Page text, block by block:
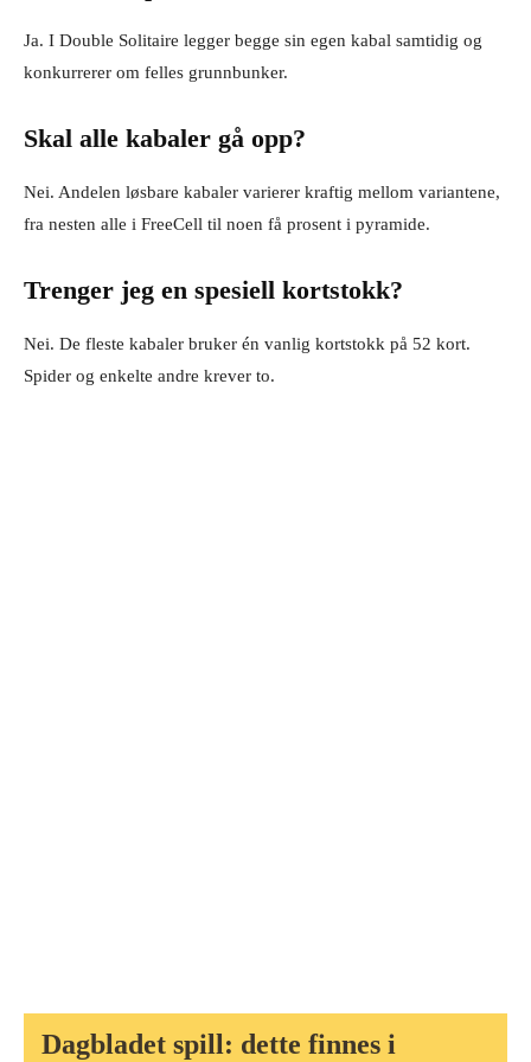
Ja. I Double Solitaire legger begge sin egen kabal samtidig og
konkurrerer om felles grunnbunker.
Skal alle kabaler gå opp?
Nei. Andelen løsbare kabaler varierer kraftig mellom variantene,
fra nesten alle i FreeCell til noen få prosent i pyramide.
Trenger jeg en spesiell kortstokk?
Nei. De fleste kabaler bruker én vanlig kortstokk på 52 kort.
Spider og enkelte andre krever to.
Dagbladet spill: dette finnes i